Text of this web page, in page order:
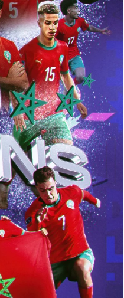
FIFA recadre les
le Maroc
2026